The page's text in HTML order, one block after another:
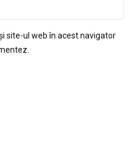
site-ul web în acest navigator